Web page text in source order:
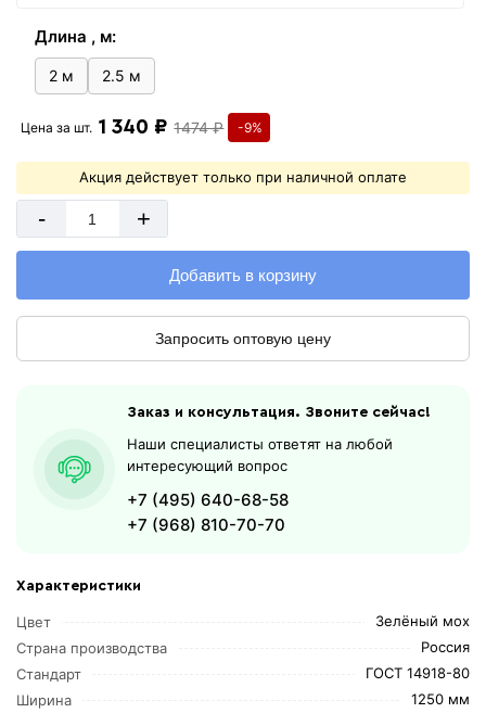
Длина , м:
2 м 2.5 м
Характеристики
Цвет
Зелёный мох
Страна производства
Россия
Стандарт
ГОСТ 14918-80
Ширина
1250 мм
Цена за шт. 1 340 ₽ 1474 ₽ -9%
Акция действует только при наличной оплате
- +
Добавить в корзину
Запросить оптовую цену
Заказ и консультация. Звоните сейчас!
Наши специалисты ответят на любой
интересующий вопрос
+7 (495) 640-68-58
+7 (968) 810-70-70